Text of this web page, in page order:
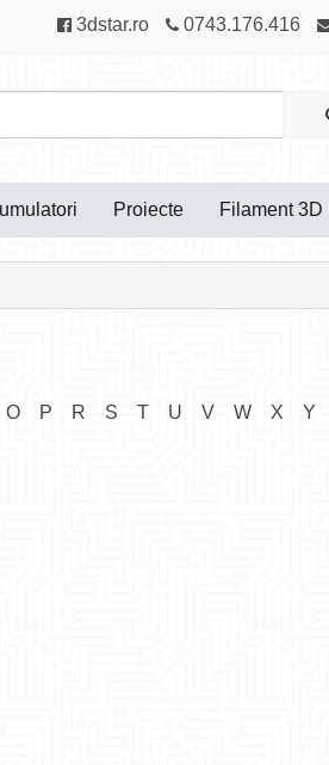
3dstar.ro 0743.176.416
Proiecte Filament 3D
O P R S T U V W X Y